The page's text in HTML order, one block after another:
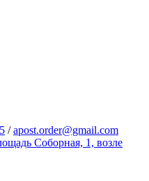
/apost.order@gmail.com
Соборная, 1, возле